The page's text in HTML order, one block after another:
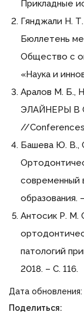
Прикладные
Гянджали Н.
Бюллетень
Общество с
«Наука и
Аралов М. Б.,
ЭЛАЙНЕРЫ
//
Башева Ю. В.,
современный
образования.
Антосик Р. М.
патологий
2018. – С. 116.
Дата обновления:
Поделиться: